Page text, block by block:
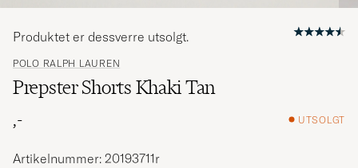
POLO RALPH LAUREN
Prepster Shorts Khaki Tan
,-
UTSOLGT
Produktet er dessverre utsolgt.
Artikelnummer: 20193711r